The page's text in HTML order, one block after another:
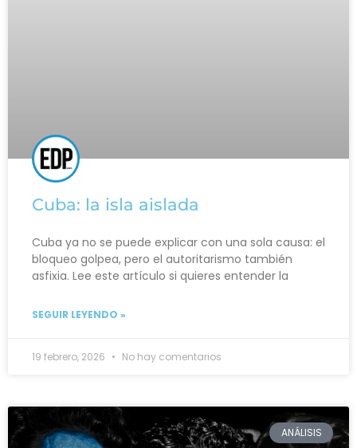
Cuba: la isla aislada
Cuba ya no se puede explicar con una sola causa: el
bloqueo golpea, pero el autoritarismo también
asfixia. Lee este artículo si quieres entender la
SEGUIR LEYENDO »
19 febrero, 2026 No hay comentarios
ANÁLISIS